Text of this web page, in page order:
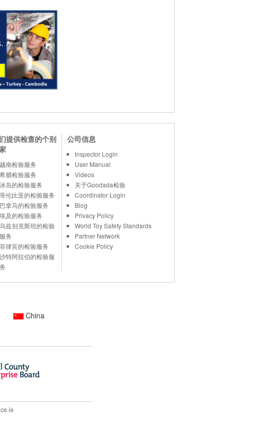
提供检查的个别
越南检验服务
希腊检验服务
冰岛的检验服务
哥伦比亚的检验服务
巴拿马的检验服务
埃及的检验服务
乌兹别克斯坦的检验
服务
菲律宾的检验服务
沙特阿拉伯的检验服
务
公司信息
Inspector Login
User Manual
Videos
关于Goodada检验
Coordinator Login
Blog
Privacy Policy
World Toy Safety Standards
Partner Network
Cookie Policy
China